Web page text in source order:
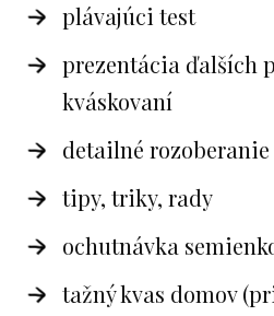
plávajúci test
prezentácia ďalších
kváskovaní
detailné rozoberanie
tipy, triky, rady
ochutnávka
tažný kvas domov